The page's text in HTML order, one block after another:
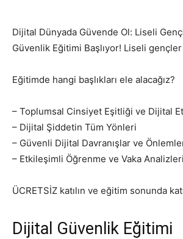
Dijital Dünyada Güvende Ol: Liseli
Güvenlik Eğitimi Başlıyor! Liseli gençler
Eğitimde hangi başlıkları ele alacağız?
– Toplumsal Cinsiyet Eşitliği ve Dijital
– Dijital Şiddetin Tüm Yönleri
– Güvenli Dijital Davranışlar ve
– Etkileşimli Öğrenme ve Vaka Analizleri
ÜCRETSİZ katılın ve eğitim sonunda
Dijital Güvenlik Eğitimi